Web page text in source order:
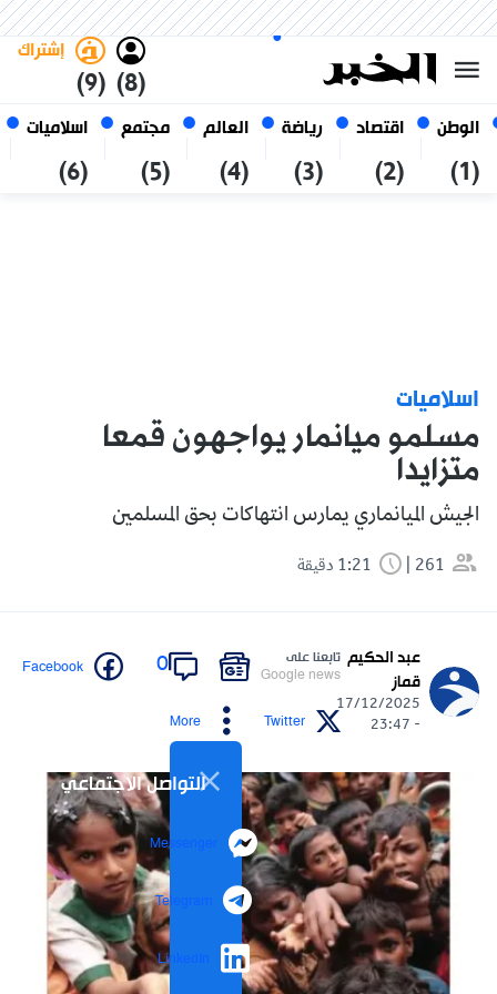
الوطن
(1)
اقتصاد
(2)
رياضة
(3)
العالم
(4)
مجتمع
(5)
اسلاميات
(6)
(8)
إشتراك
(9)
أغسطس 2026
الجزائر
اسلاميات
مسلمو ميانمار يواجهون قمعا
متزايدا
الجيش الميانماري يمارس انتهاكات بحق المسلمين
261
عبد الحكيم
قماز
17/12/2025
- 23:47
تابعنا على
Google news
0
Facebook
Twitter
More
التواصل الاجتماعي
Messenger
Telegram
LinkedIn